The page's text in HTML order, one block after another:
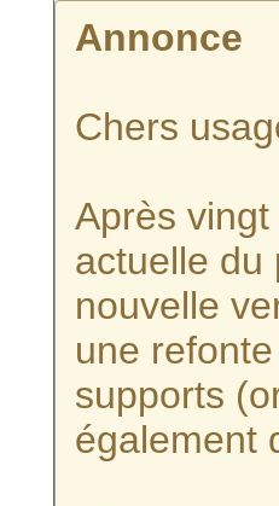
Annonce
Chers
Après
actuelle du
nouvelle
une
supports
également